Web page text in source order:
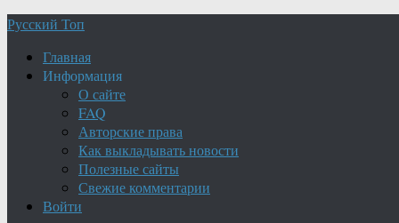
Русский Топ
Главная
Информация
О сайте
FAQ
Авторские права
Как выкладывать новости
Полезные сайты
Свежие комментарии
Войти